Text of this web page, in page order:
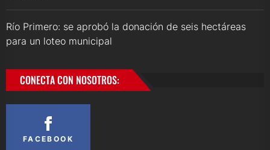
Río Primero: se aprobó la donación de seis hectáreas
para un loteo municipal
CONECTA CON NOSOTROS:
FACEBOOK